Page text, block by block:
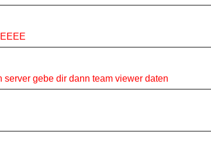
server gebe dir dann team viewer daten